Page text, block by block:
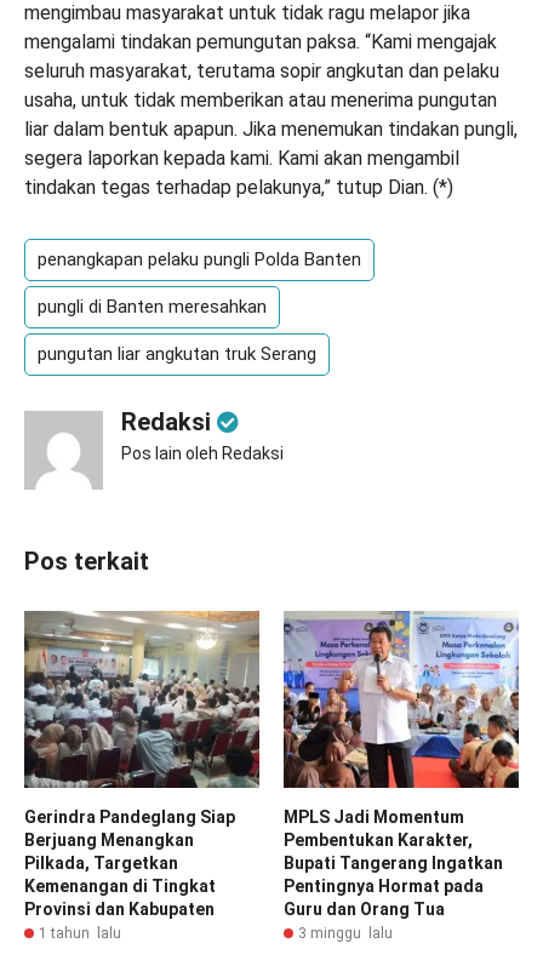
mengimbau masyarakat untuk tidak ragu melapor jika
mengalami tindakan pemungutan paksa. “Kami mengajak
seluruh masyarakat, terutama sopir angkutan dan pelaku
usaha, untuk tidak memberikan atau menerima pungutan
liar dalam bentuk apapun. Jika menemukan tindakan pungli,
segera laporkan kepada kami. Kami akan mengambil
tindakan tegas terhadap pelakunya,” tutup Dian. (*)
penangkapan pelaku pungli Polda Banten
pungli di Banten meresahkan
pungutan liar angkutan truk Serang
Redaksi
Pos lain oleh Redaksi
Pos terkait
Gerindra Pandeglang Siap
Berjuang Menangkan
Pilkada, Targetkan
Kemenangan di Tingkat
Provinsi dan Kabupaten
1 tahun lalu
MPLS Jadi Momentum
Pembentukan Karakter,
Bupati Tangerang Ingatkan
Pentingnya Hormat pada
Guru dan Orang Tua
3 minggu lalu